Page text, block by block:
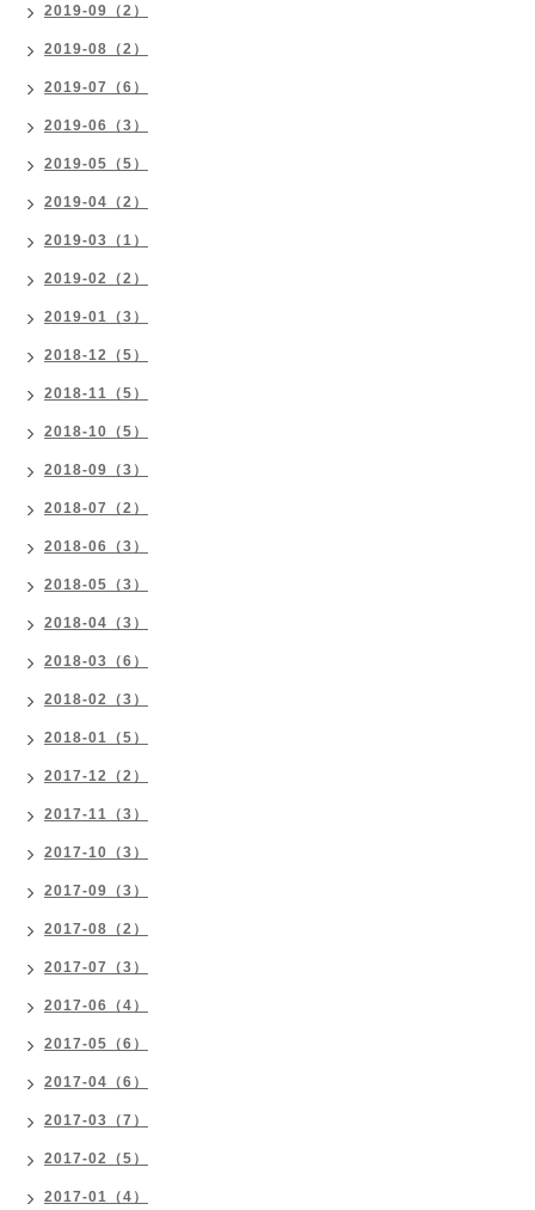
2019-09（2）
2019-08（2）
2019-07（6）
2019-06（3）
2019-05（5）
2019-04（2）
2019-03（1）
2019-02（2）
2019-01（3）
2018-12（5）
2018-11（5）
2018-10（5）
2018-09（3）
2018-07（2）
2018-06（3）
2018-05（3）
2018-04（3）
2018-03（6）
2018-02（3）
2018-01（5）
2017-12（2）
2017-11（3）
2017-10（3）
2017-09（3）
2017-08（2）
2017-07（3）
2017-06（4）
2017-05（6）
2017-04（6）
2017-03（7）
2017-02（5）
2017-01（4）